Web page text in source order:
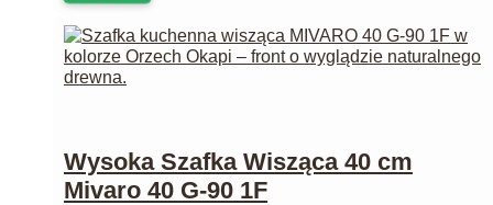
Wysoka Szafka Wisząca 40 cm
Mivaro 40 G-90 1F